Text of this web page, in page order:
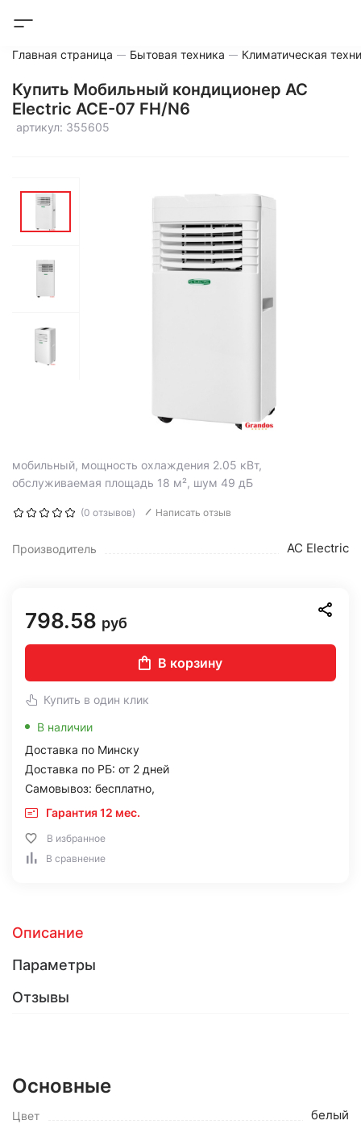
Главная страница Бытовая техника Климатическая
Купить Мобильный кондиционер AC
Electric ACE-07 FH/N6
артикул: 355605
мобильный, мощность охлаждения 2.05 кВт,
обслуживаемая площадь 18 м², шум 49 дБ
(0 отзывов) Написать отзыв
Производитель AC Electric
798.58 руб
В корзину
Купить в один клик
В наличии
Доставка по Минску
Доставка по РБ: от 2 дней
Самовывоз: бесплатно,
Гарантия 12 мес.
В избранное
В сравнение
Описание
Параметры
Отзывы
Основные
Цвет белый